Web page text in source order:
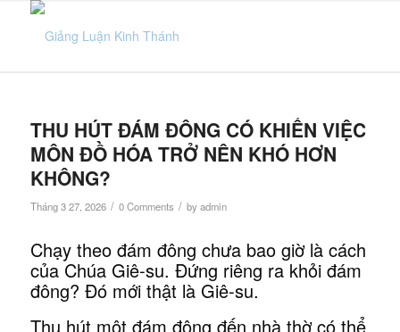
THU HÚT ĐÁM ĐÔNG CÓ KHIẾN VIỆC
MÔN ĐỒ HÓA TRỞ NÊN KHÓ HƠN
KHÔNG?
Tháng 3 27, 2026 / 0 Comments / byadmin
Chạy theo đám đông chưa bao giờ là cách
của Chúa Giê-su. Đứng riêng ra khỏi đám
đông? Đó mới thật là Giê-su.
Thu hút một đám đông đến nhà thờ có thể